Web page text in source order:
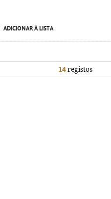
ADICIONAR À LISTA
14registos